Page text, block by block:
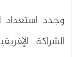
وجدد استعداد
الشراكة